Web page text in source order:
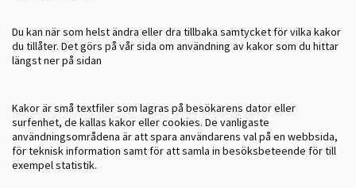
Du kan när som helst ändra eller dra tillbaka samtycket för vilka kakor
du tillåter. Det görs på vår sida om användning av kakor som du hittar
längst ner på sidan
Kakor är små textfiler som lagras på besökarens dator eller
surfenhet, de kallas kakor eller cookies. De vanligaste
användningsområdena är att spara användarens val på en webbsida,
för teknisk information samt för att samla in besöksbeteende för till
exempel statistik.